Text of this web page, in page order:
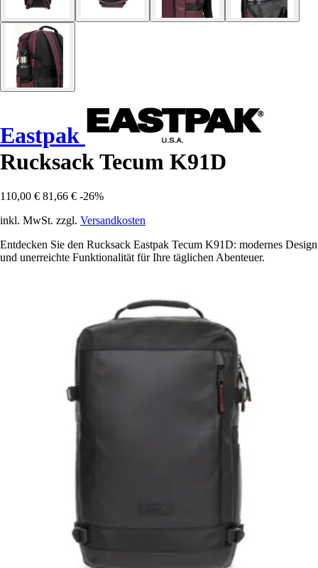
Eastpak
Rucksack Tecum K91D
110,00 € 81,66 € -26%
inkl. MwSt. zzgl. Versandkosten
Entdecken Sie den Rucksack Eastpak Tecum K91D: modernes Design
und unerreichte Funktionalität für Ihre täglichen Abenteuer.